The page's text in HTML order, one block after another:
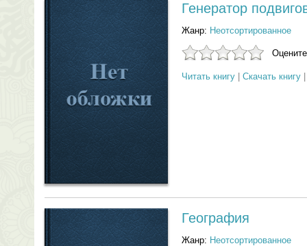
Генератор
Жанр: Неотсортированное
Читать книгу Скачать книгу
География
Жанр: Неотсортированное